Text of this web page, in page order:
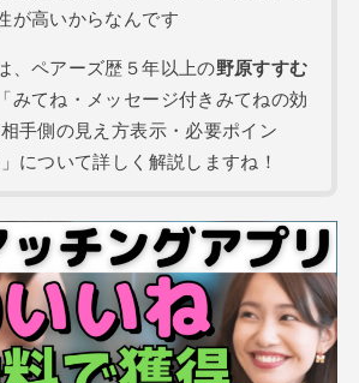
が高いからなんです
、ペアーズ歴５年以上の野原すすむ
みてね・メッセージ付きみてねの効
手側の見え方表示・必要ポイン
」について詳しく解説しますね！